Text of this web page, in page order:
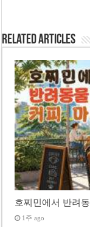
Related Articles
호찌민에서 반려
1주 ago